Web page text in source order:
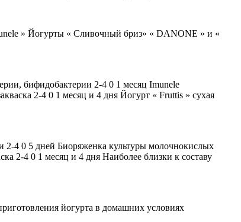
» Йогурты « Сливочный бриз» « DANONE » и «
бифидобактерии 2-4 0 1 месяц Imunele
2-4 0 1 месяц и 4 дня Йогурт « Fruttis » сухая
2-4 0 5 дней Биоряженка культуры молочнокислых
2-4 0 1 месяц и 4 дня Наиболее близки к составу
йогурта в домашних условиях